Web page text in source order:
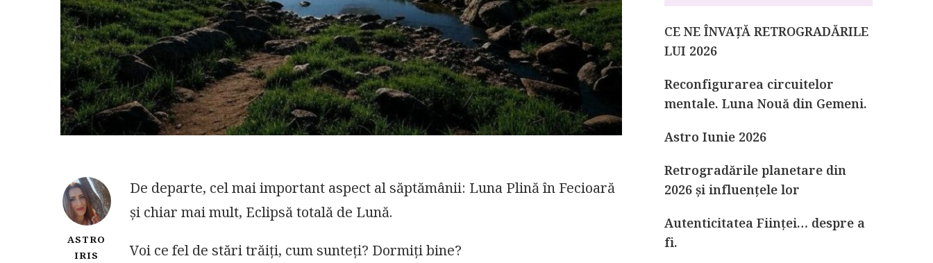
ASTRO
IRIS
De departe, cel mai important aspect al săptămânii: Luna Plină în Fecioară
și chiar mai mult, Eclipsă totală de Lună.
Voi ce fel de stări trăiți, cum sunteți? Dormițibine?
CE NE ÎNVAȚĂ RETROGRADĂRILE
LUI 2026
Reconfigurarea circuitelor
mentale. Luna Nouă din Gemeni.
Astro Iunie 2026
Retrogradările planetare din
2026 și influențele lor
Autenticitatea Ființei… despre a
fi.